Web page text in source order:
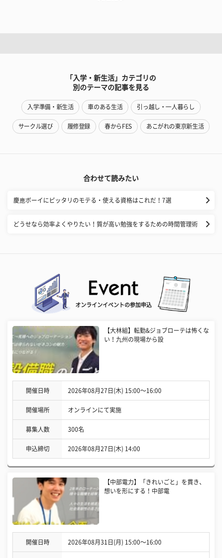
「入学・新生活」カテゴリの
別のテーマの記事を見る
入学準備・新生活 車のある生活 引っ越し・一人暮らし
サークル選び 履修登録 春からFES あこがれの東京新生活
合わせて読みたい
慶應ボーイにピッタリのモテる・使える資格はこれだ！7選
どうせなら効率よくやりたい！質が高い勉強をするための時間管理術
オンラインイベントの参加申込
【大林組】転勤&ジョブローテは怖くな
い！九州の現場から設
開催日時 2026年08月27日(木) 15:00〜16:00
開催場所 オンラインにて実施
募集人数 300名
申込締切 2026年08月27日(木) 14:00
【中部電力】「きれいごと」を貫き、
想いを形にする！中部電
開催日時 2026年08月31日(月) 15:00〜16:00